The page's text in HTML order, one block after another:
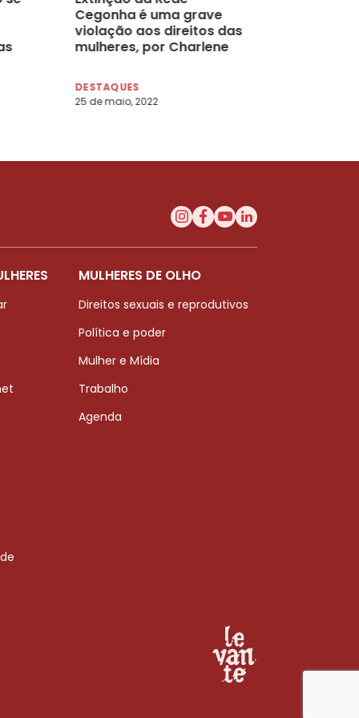
Cegonha é uma grave
violação aos direitos das
mulheres, por Charlene
DESTAQUES
25 de maio, 2022
MULHERES DE OLHO
Direitos sexuais e reprodutivos
Política e poder
Mulher e Mídia
Trabalho
Agenda